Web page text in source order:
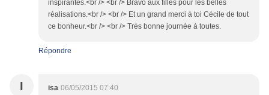
inspirantes.<br /> <br /> Bravo aux filles pour les belles
réalisations.<br /> <br /> Et un grand merci à toi Cécile de tout
ce bonheur.<br /> <br /> Très bonne journée à toutes.
Répondre
I isa 06/05/2015 07:40